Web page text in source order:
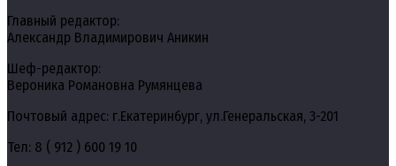
Главный редактор:
Александр Владимирович Аникин
Шеф-редактор:
Вероника Романовна Румянцева
Почтовый адрес: г.Екатеринбург, ул.Генеральская, 3-201
Тел: 8 ( 912 ) 600 19 10